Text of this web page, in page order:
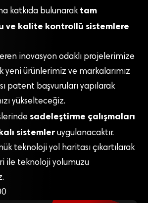
katkıda bulunarak tam
ve kalite kontrollü sistemlere
inovasyon odaklı projelerimize
yeni ürünlerimiz ve markalarımız
patent başvuruları yapılarak
yükselteceğiz.
sadeleştirme çalışmaları
sistemleruygulanacaktır.
teknoloji yol haritası çıkartılarak
ile teknoloji yolumuzu